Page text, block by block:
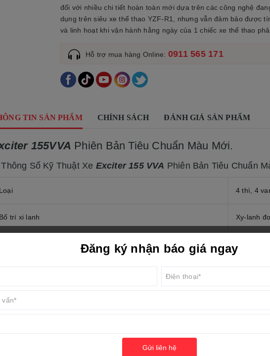
đổi với nhiều chi tiết hoàn toàn mới dựa trên các công nghệ
dụng trên siêu xe thể thao YZF-R1, nhưng vẫn đảm bảo được
và linh hoạt khi vận hành hằng ngày của 1 chiếc xe thể thao
Hỗ trợ mua hàng Online: 0911 565 171
TIN SẢN PHẨM CHÍNH SÁCH ĐÁNH GIÁ SẢN PHẨM
155VVA Phiên Bản Tiêu Chuẩn Màu Mới.
Số Kỹ Thuật Xe Exciter 155 VVA Phiên Bản Tiêu Chuẩn
Loại 4 thì, 4
Bố trí xi lanh Xy-lanh
số nén
Đăng ký nhận báo giá ngay
Gửi liên hệ